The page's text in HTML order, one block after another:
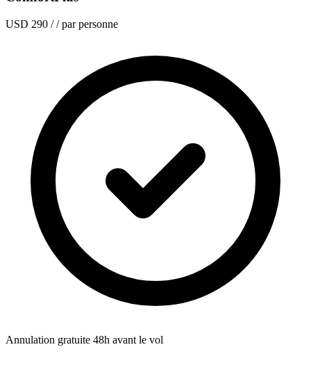
USD 290 / / par personne
Annulation gratuite 48h avant le vol